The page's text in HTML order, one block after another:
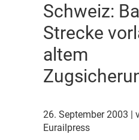
Schweiz:
Strecke
altem
26. September 2003
Eurailpress